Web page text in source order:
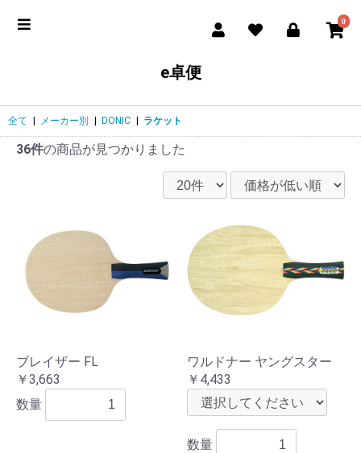
0
e卓便
全て メーカー別 DONIC ラケット
36件の商品が見つかりました
ブレイザー FL
￥3,663
数量
ワルドナー ヤングスター
￥4,433
数量